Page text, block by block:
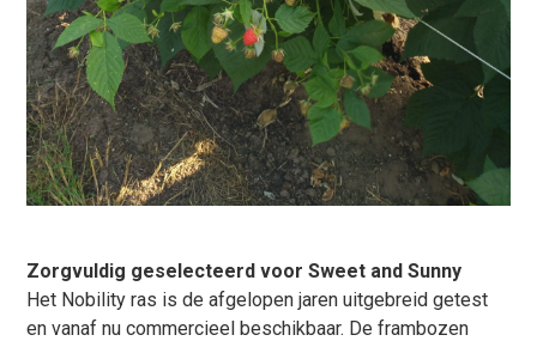
Zorgvuldig geselecteerd voor Sweet and Sunny
Het Nobility ras is de afgelopen jaren uitgebreid getest
en vanaf nu commercieel beschikbaar. De frambozen